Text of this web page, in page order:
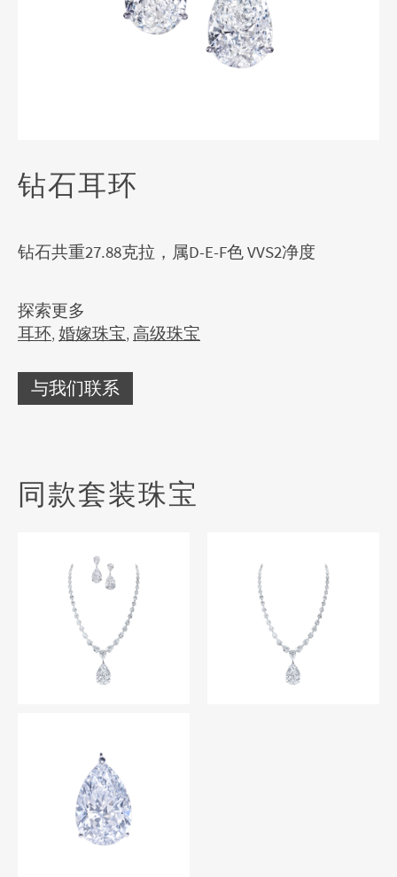
钻石耳环
钻石共重27.88克拉，属D-E-F色 VVS2净度
探索更多
耳环, 婚嫁珠宝, 高级珠宝
与我们联系
同款套装珠宝